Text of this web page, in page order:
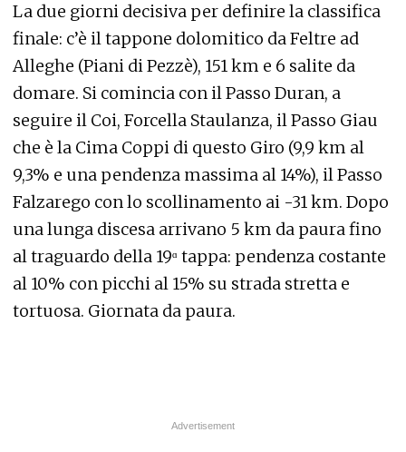
La due giorni decisiva per definire la classifica
finale: c’è il tappone dolomitico da Feltre ad
Alleghe (Piani di Pezzè), 151 km e 6 salite da
domare. Si comincia con il Passo Duran, a
seguire il Coi, Forcella Staulanza, il Passo Giau
che è la Cima Coppi di questo Giro (9,9 km al
9,3% e una pendenza massima al 14%), il Passo
Falzarego con lo scollinamento ai -31 km. Dopo
una lunga discesa arrivano 5 km da paura fino
al traguardo della 19ᵅ tappa: pendenza costante
al 10% con picchi al 15% su strada stretta e
tortuosa. Giornata da paura.